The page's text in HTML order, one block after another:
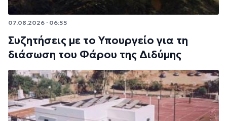
07.08.2026 · 06:55
Συζητήσεις με το Υπουργείο για τη
διάσωση του Φάρου της Διδύμης